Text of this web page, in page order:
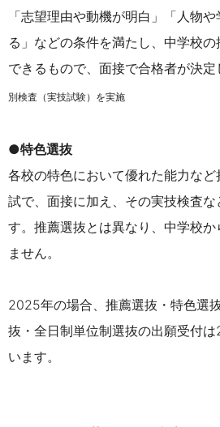
「志望理由や動機が明白」「人物
る」などの条件を満たし、中学校
できるもので、面接で合格者が決定
別検査（実技試験）を実施
●特色選抜
各校の特色において優れた能力な
試で、面接に加え、その実技検査な
す。推薦選抜とは異なり、中学校か
ません。
2025年の場合、推薦選抜・特色選
抜・全日制単位制選抜の出願受付
います。